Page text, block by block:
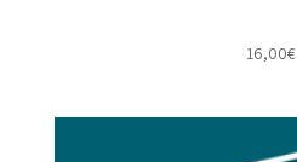
16,00€